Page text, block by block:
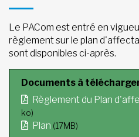
Le PACom est entré en
règlement sur le plan
sont disponibles ci-après.
Documents à
Règlement du Plan
ko)
Plan (17MB)